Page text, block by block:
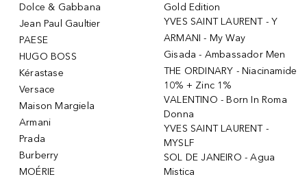
Dolce & Gabbana
Jean Paul Gaultier
PAESE
HUGO BOSS
Kérastase
Versace
Maison Margiela
Armani
Prada
Burberry
MOÉRIE
Gold Edition
YVES SAINT LAURENT - Y
ARMANI - My Way
Gisada - Ambassador Men
THE ORDINARY - Niacinamide
10% + Zinc 1%
VALENTINO - Born In Roma
Donna
YVES SAINT LAURENT -
MYSLF
SOL DE JANEIRO - Agua
Mistica